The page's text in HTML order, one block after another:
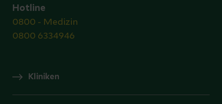
Hotline
0800 - Medizin
0800 6334946
Kliniken